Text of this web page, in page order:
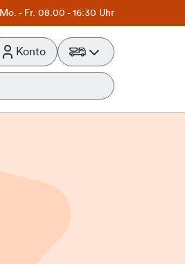
Mo. - Fr. 08.00 - 16:30 Uhr
Konto